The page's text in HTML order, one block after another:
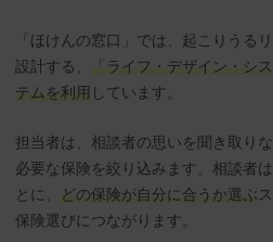
「ほけんの窓口」では、起こりうる
設計する、
「ライフ・デザイン・シ
テムを利用 しています。
担当者は、相談者の思いを聞き取り
必要な保険を絞り込みます。相談者
とに、
どの保険が自分に合うか選ぶ
保険選びにつながります。